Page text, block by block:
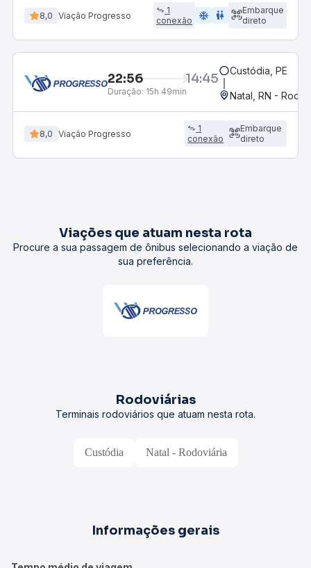
8,0 Viação Progresso
1
conexão
ac_unit wc
Embarque
direto
22:56 14:45
Duração: 15h 49min
Custódia, PE
Natal, RN -
8,0 Viação Progresso
1
conexão
Embarque
direto
Viações que atuam nesta rota
Procure a sua passagem de ônibus selecionando a viação de
sua preferência.
Rodoviárias
Terminais rodoviários que atuam nesta rota.
Custódia Natal - Rodoviária
Informações gerais